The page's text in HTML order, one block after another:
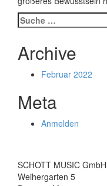
Suche
nach:
Archive
Februar 2022
Meta
Anmelden
SCHOTT MUSIC
Weihergarten 5